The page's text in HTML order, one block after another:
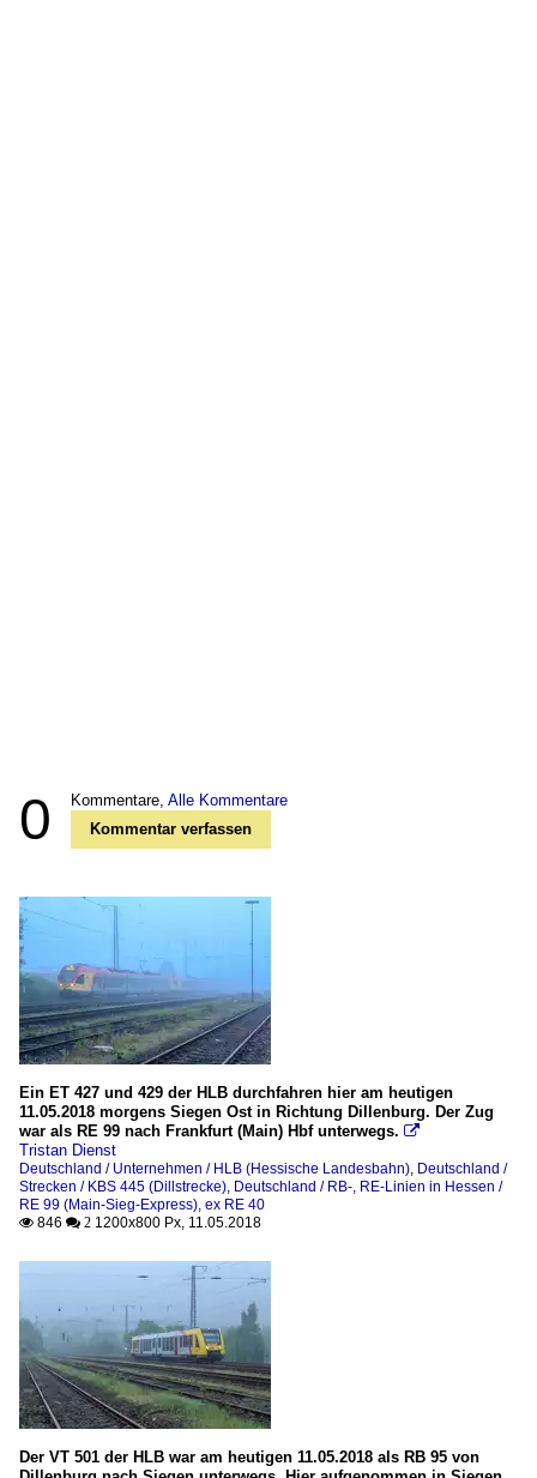
0 Kommentare, Alle Kommentare
Kommentar verfassen
Ein ET 427 und 429 der HLB durchfahren hier am heutigen
11.05.2018 morgens Siegen Ost in Richtung Dillenburg. Der Zug
war als RE 99 nach Frankfurt (Main) Hbf unterwegs. 
Tristan Dienst
Deutschland / Unternehmen / HLB (Hessische Landesbahn), Deutschland /
Strecken / KBS 445 (Dillstrecke), Deutschland / RB-, RE-Linien in Hessen /
RE 99 (Main-Sieg-Express), ex RE 40
 846  2 1200x800 Px, 11.05.2018
Der VT 501 der HLB war am heutigen 11.05.2018 als RB 95 von